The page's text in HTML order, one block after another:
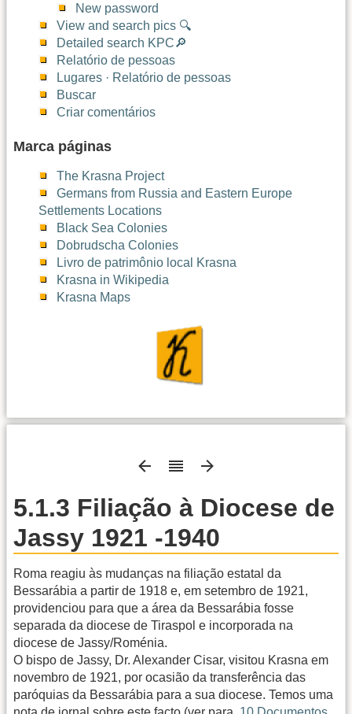
New password
View and search pics 🔍
Detailed search KPC🔎
Relatório de pessoas
Lugares · Relatório de pessoas
Buscar
Criar comentários
Marca páginas
The Krasna Project
Germans from Russia and Eastern Europe
Settlements Locations
Black Sea Colonies
Dobrudscha Colonies
Livro de patrimônio local Krasna
Krasna in Wikipedia
Krasna Maps
5.1.3 Filiação à Diocese de
Jassy 1921 -1940
Roma reagiu às mudanças na filiação estatal da
Bessarábia a partir de 1918 e, em setembro de 1921,
providenciou para que a área da Bessarábia fosse
separada da diocese de Tiraspol e incorporada na
diocese de Jassy/Roménia.
O bispo de Jassy, Dr. Alexander Cisar, visitou Krasna em
novembro de 1921, por ocasião da transferência das
paróquias da Bessarábia para a sua diocese. Temos uma